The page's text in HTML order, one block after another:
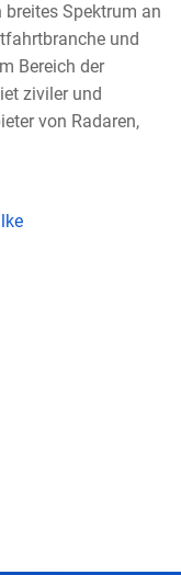
Spektrum an
und
Bereich der
ziviler und
von Radaren,